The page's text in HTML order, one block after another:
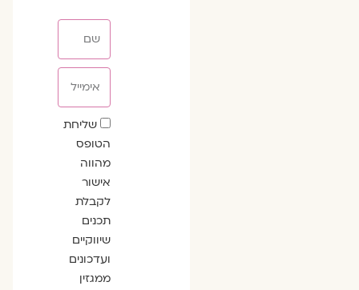
שדה
הסכמה
שליחת
הטופס
מהווה
אישור
לקבלת
תכנים
שיווקיים
ועדכונים
ממגזין